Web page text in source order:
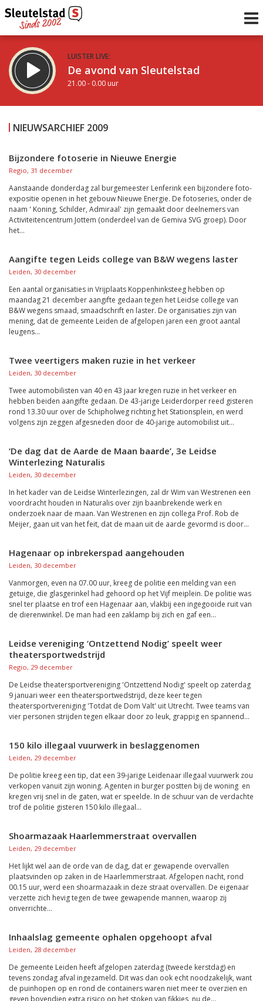
LUISTER LIVE:
De avond van Sleutelstad
21.00 - 0.00 uur
De nacht van Sleutelstad
Inklappen
NIEUWSARCHIEF 2009
Bijzondere fotoserie in Nieuwe Energie
Regio, 31 december
Aanstaande donderdag zal burgemeester Lenferink een bijzondere foto-
expositie openen in het gebouw Nieuwe Energie. De fotoseries, onder de
naam ' Koning, Schilder, Admiraal' zijn gemaakt door deelnemers van
Activiteitencentrum Jottem (onderdeel van de Gemiva SVG groep). Door
het...
Aangifte tegen Leids college van B&W wegens laster
Leiden, 30 december
Een aantal organisaties in Vrijplaats Koppenhinksteeg hebben op
maandag 21 december aangifte gedaan tegen het Leidse college van
B&W wegens smaad, smaadschrift en laster. De organisaties zijn van
mening, dat de gemeente Leiden de afgelopen jaren een groot aantal
leugens...
Twee veertigers maken ruzie in het verkeer
Leiden, 30 december
Twee automobilisten van 40 en 43 jaar kregen ruzie in het verkeer en
hebben beiden aangifte gedaan. De 43-jarige Leiderdorper reed gisteren
rond 13.30 uur over de Schipholweg richting het Stationsplein, en werd
volgens zijn zeggen afgesneden door de 40-jarige automobilist uit...
‘De dag dat de Aarde de Maan baarde’, 3e Leidse
Winterlezing Naturalis
Leiden, 30 december
In het kader van de Leidse Winterlezingen, zal dr Wim van Westrenen een
voordracht houden in Naturalis over zijn baanbrekende werk en
onderzoek naar de maan. Van Westrenen en zijn collega Prof. Rob de
Meijer, gaan uit van het feit, dat de maan uit de aarde gevormd is door...
Hagenaar op inbrekerspad aangehouden
Leiden, 30 december
Vanmorgen, even na 07.00 uur, kreeg de politie een melding van een
getuige, die glasgerinkel had gehoord op het Vijf meiplein. De politie was
snel ter plaatse en trof een Hagenaar aan, vlakbij een ingegooide ruit van
de dierenwinkel. De man had een zaklamp bij zich en gaf een...
Leidse vereniging ‘Ontzettend Nodig’ speelt weer
theatersportwedstrijd
Regio, 29 december
De Leidse theatersportvereniging 'Ontzettend Nodig' speelt op zaterdag
9 januari weer een theatersportwedstrijd, deze keer tegen
theatersportvereniging 'Totdat de Dom Valt' uit Utrecht. Twee teams van
vier personen strijden tegen elkaar door zo leuk, grappig en spannend...
150 kilo illegaal vuurwerk in beslaggenomen
Leiden, 29 december
De politie kreeg een tip, dat een 39-jarige Leidenaar illegaal vuurwerk zou
verkopen vanuit zijn woning. Agenten in burger postten bij de woning en
kregen vrij snel in de gaten, wat er speelde. In de schuur van de verdachte
trof de politie gisteren 150 kilo illegaal...
Shoarmazaak Haarlemmerstraat overvallen
Leiden, 29 december
Het lijkt wel aan de orde van de dag, dat er gewapende overvallen
plaatsvinden op zaken in de Haarlemmerstraat. Afgelopen nacht, rond
00.15 uur, werd een shoarmazaak in deze straat overvallen. De eigenaar
verzette zich hevig tegen de twee gewapende mannen, waarop zij
onverrichte...
Inhaalslag gemeente ophalen opgehoopt afval
Leiden, 28 december
De gemeente Leiden heeft afgelopen zaterdag (tweede kerstdag) en
tevens zondag afval ingezameld. Dit was dan ook echt noodzakelijk, want
de puinhopen op en rond de containers waren niet meer te overzien en
geven bovendien extra risico op het stoken van fikkies, nu de...